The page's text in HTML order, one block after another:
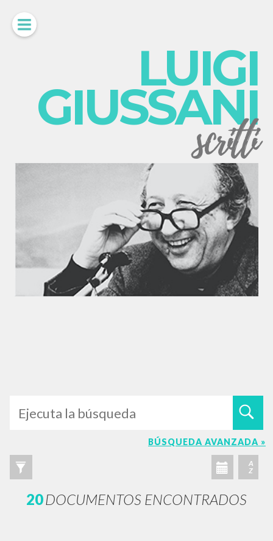
LUIGI
GIUSSANI
scritti
BÚSQUEDA AVANZADA »
A
Z
20DOCUMENTOS ENCONTRADOS